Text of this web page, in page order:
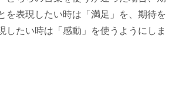
を表現したい時は「満足」を、期待を
したい時は「感動」を使うようにしま